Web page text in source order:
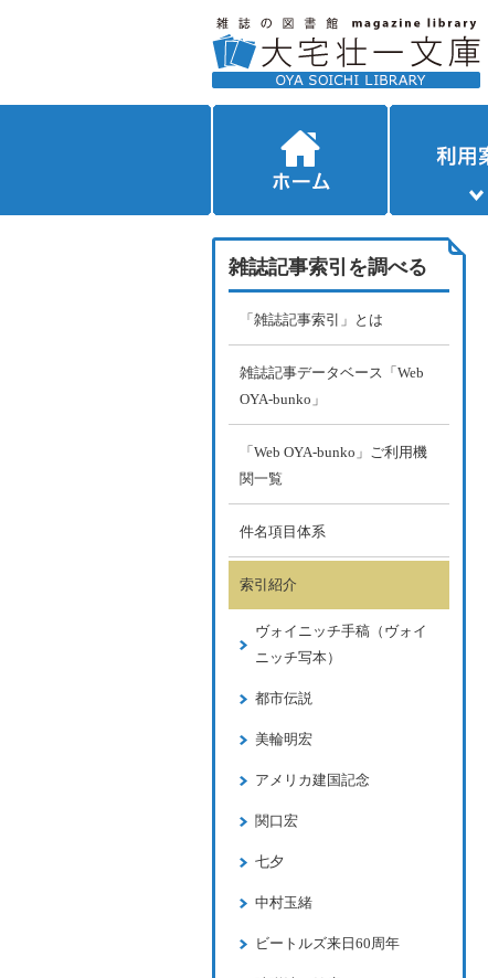
雑誌記事索引を調べる
「雑誌記事索引」とは
雑誌記事データベース「Web
OYA-bunko」
「Web OYA-bunko」ご利用機
関一覧
件名項目体系
索引紹介
ヴォイニッチ手稿（ヴォイ
ニッチ写本）
都市伝説
美輪明宏
アメリカ建国記念
関口宏
七夕
中村玉緒
ビートルズ来日60周年